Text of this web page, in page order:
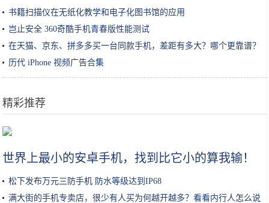
书籍扫描仪在无纸化教学和电子化图书馆的应用
岂止安全 360奇酷手机青春版性能测试
在天猫、京东、拼多多买一台同款手机，差距有多大？哪个更靠谱？
历代 iPhone 视频广告合集
精彩推荐
秋天护肤攻略，这些必备水乳就差你没有了！唤醒肌肤活力只需4步
世界上最小的安卓手机，找到比它小的算我输！
松下发布万元三防手机 防水等级达到IP68
满大街的手机专卖店，很少有人买为何越开越多？看看内行人怎么说